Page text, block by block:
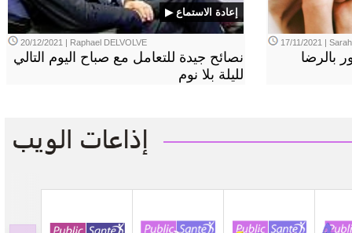
▶ إعادة الاستماع
20/12/2021 | Raphael DELVOLVE
نصائح جيدة للتعامل مع صباح اليوم التالي
لليلة بلا نوم
17/11/2021 |
بالرضا